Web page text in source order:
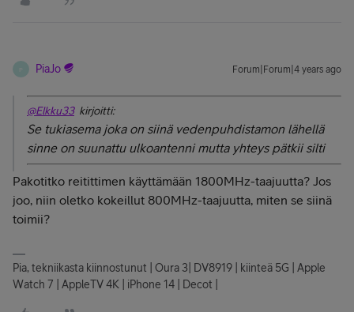
PiaJo Forum|Forum|4 years ago
@Elkku33kirjoitti:
Se tukiasema joka on siinä vedenpuhdistamon lähellä
sinne on suunattu ulkoantenni mutta yhteys pätkii silti
Pakotitko reitittimen käyttämään 1800MHz-taajuutta? Jos
joo, niin oletko kokeillut 800MHz-taajuutta, miten se siinä
toimii?
Pia, tekniikasta kiinnostunut | Oura 3| DV8919 | kiinteä 5G | Apple
Watch 7 | AppleTV 4K | iPhone 14 | Decot |